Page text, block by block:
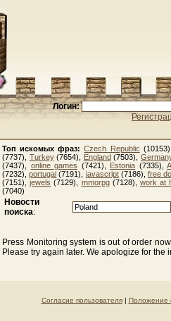
Логин:
Топ искомых фраз: Czech Republic
(7737), Turkey(7654), England(7503),
(7437), online games (7421), Estonia (7335),
(7232),portugal (7191), javascript(7186),free
(7151),jewels (7129), mmorpg(7128),work at
(7040)
Новости
поиска:
Press Monitoring system is out of order
Please try again later. We apologize for the
Согласие пользователя| Положение